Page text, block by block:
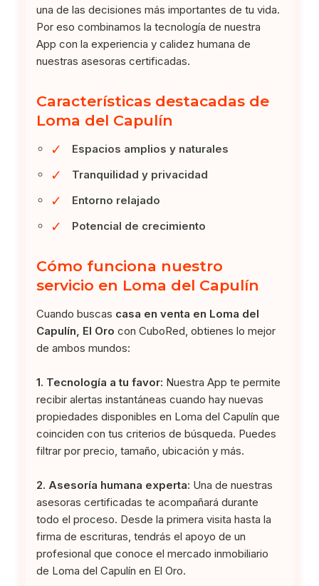
una de las decisiones más importantes de tu vida.
Por eso combinamos la tecnología de nuestra
App con la experiencia y calidez humana de
nuestras asesoras certificadas.
Características destacadas de
Loma del Capulín
✓ Espacios amplios y naturales
✓ Tranquilidad y privacidad
✓ Entorno relajado
✓ Potencial de crecimiento
Cómo funciona nuestro
servicio en Loma del Capulín
Cuando buscas casa en venta en Loma del
Capulín, El Oro con CuboRed, obtienes lo mejor
de ambos mundos:
1. Tecnología a tu favor: Nuestra App te permite
recibir alertas instantáneas cuando hay nuevas
propiedades disponibles en Loma del Capulín que
coinciden con tus criterios de búsqueda. Puedes
filtrar por precio, tamaño, ubicación y más.
2. Asesoría humana experta: Una de nuestras
asesoras certificadas te acompañará durante
todo el proceso. Desde la primera visita hasta la
firma de escrituras, tendrás el apoyo de un
profesional que conoce el mercado inmobiliario
de Loma del Capulín en El Oro.